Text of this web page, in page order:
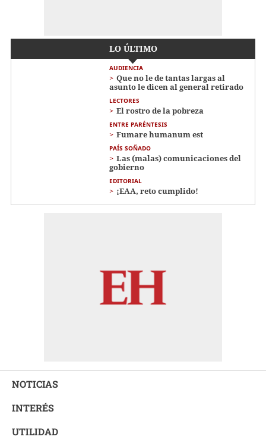
LO ÚLTIMO
AUDIENCIA
Que no le de tantas largas al
asunto le dicen al general retirado
LECTORES
El rostro de la pobreza
ENTRE PARÉNTESIS
Fumare humanum est
PAÍS SOÑADO
Las (malas) comunicaciones del
gobierno
EDITORIAL
¡EAA, reto cumplido!
NOTICIAS
INTERÉS
UTILIDAD